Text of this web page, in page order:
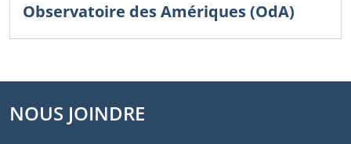
Observatoire des Amériques (OdA)
NOUS JOINDRE